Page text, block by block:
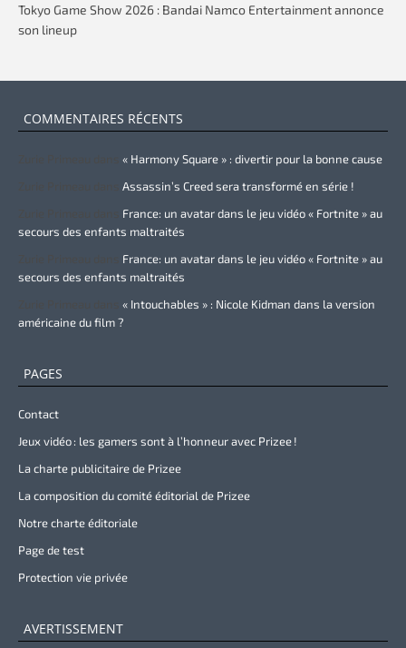
Tokyo Game Show 2026 : Bandai Namco Entertainment annonce
son lineup
COMMENTAIRES RÉCENTS
« Harmony Square » : divertir pour la bonne cause
Assassin’s Creed sera transformé en série !
France: un avatar dans le jeu vidéo « Fortnite » au
secours des enfants maltraités
France: un avatar dans le jeu vidéo « Fortnite » au
secours des enfants maltraités
« Intouchables » : Nicole Kidman dans la version
américaine du film ?
PAGES
Contact
Jeux vidéo : les gamers sont à l’honneur avec Prizee !
La charte publicitaire de Prizee
La composition du comité éditorial de Prizee
Notre charte éditoriale
Page de test
Protection vie privée
AVERTISSEMENT